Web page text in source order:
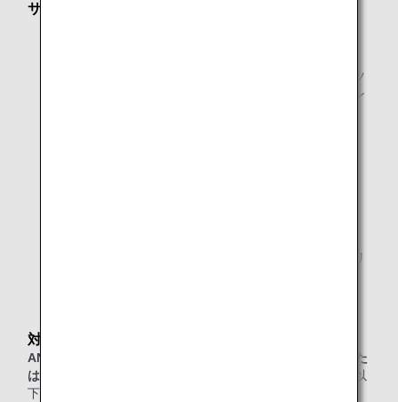
サービス内容
新聞・雑誌はANAアプリによるデジタル版コンテンツ
を提供しております。お客様ご自身のスマートフォン
日本古来の高野槙や吉野檜、またミントやローズマリ
対象のお客様
ANAグループ運航便（エアージャパン(NQ)便名を除く）また
は他スター アライアンス加盟航空会社運航便
をご利用の、以
下に該当するお客様が対象となります。